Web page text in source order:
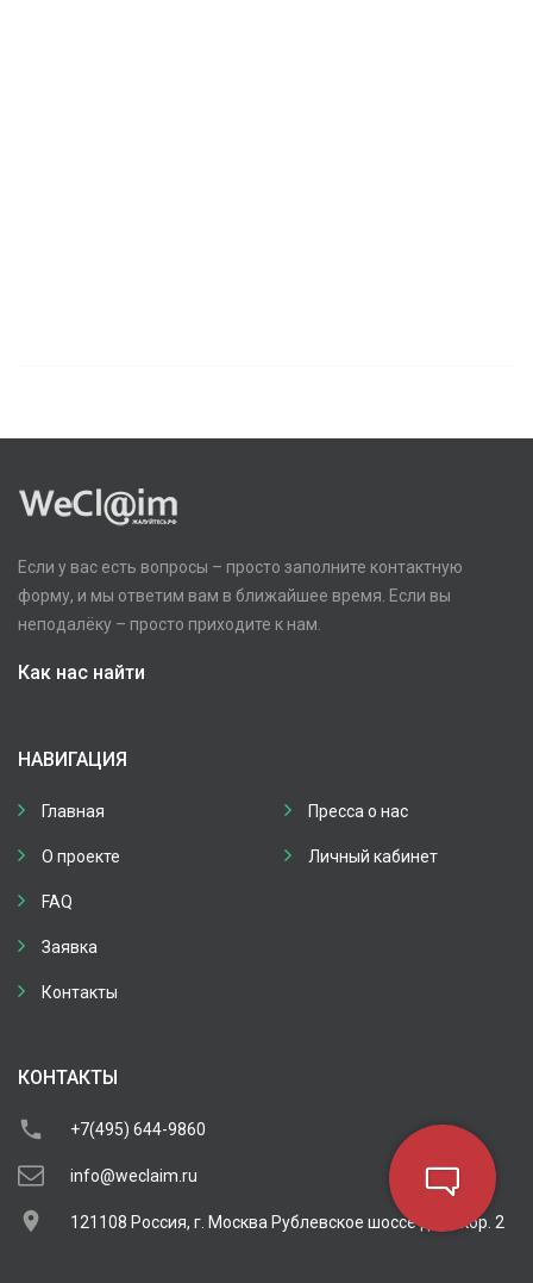
Если у вас есть вопросы – просто заполните контактную
форму, и мы ответим вам в ближайшее время. Если вы
неподалёку – просто приходите к нам.
Как нас найти
НАВИГАЦИЯ
Главная
О проекте
FAQ
Заявка
Контакты
Пресса о нас
Личный кабинет
КОНТАКТЫ
+7(495) 644-9860
info@weclaim.ru
121108 Россия, г. Москва Рублевское шоссе д. 11 кор. 2